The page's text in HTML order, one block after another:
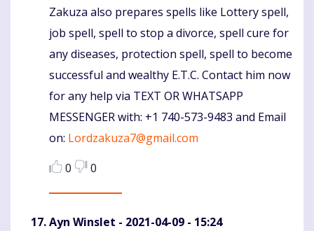
Zakuza also prepares spells like Lottery spell,
job spell, spell to stop a divorce, spell cure for
any diseases, protection spell, spell to become
successful and wealthy E.T.C. Contact him now
for any help via TEXT OR WHATSAPP
MESSENGER with: +1 740-573-9483 and Email
on: Lordzakuza7@gmail.com
0
0
Ayn Winslet - 2021-04-09 - 15:24